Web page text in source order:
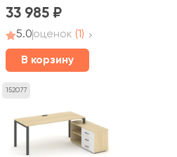
33 985
5.0оценок (1)
В корзину
152077